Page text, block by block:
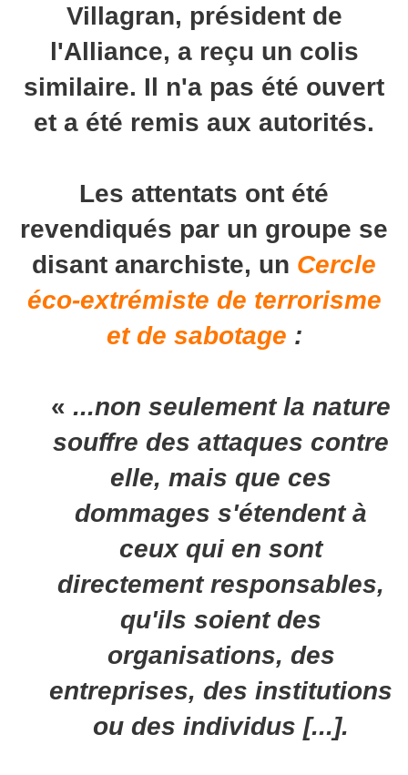
Villagran, président de
l'Alliance, a reçu un colis
similaire. Il n'a pas été ouvert
et a été remis aux autorités.
Les attentats ont été
revendiqués par un groupe se
disant anarchiste, un Cercle
éco-extrémiste de terrorisme
et de sabotage :
« ...non seulement la nature
souffre des attaques contre
elle, mais que ces
dommages s'étendent à
ceux qui en sont
directement responsables,
qu'ils soient des
organisations, des
entreprises, des institutions
ou des individus [...].